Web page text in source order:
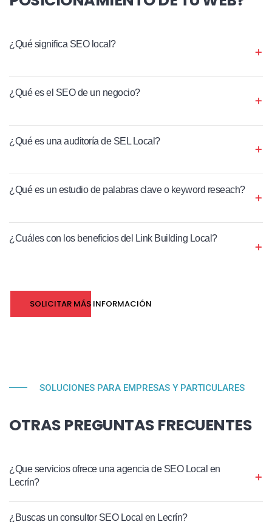
¿Qué significa SEO local?
¿Qué es el SEO de un negocio?
¿Qué es una auditoría de SEL Local?
¿Qué es un estudio de palabras clave o keyword reseach?
¿Cuáles con los beneficios del Link Building Local?
SOLICITAR MÁS INFORMACIÓN
SOLUCIONES PARA EMPRESAS Y PARTICULARES
OTRAS PREGUNTAS FRECUENTES
¿Que servicios ofrece una agencia de SEO Local en
Lecrín?
¿Buscas un consultor SEO Local en Lecrín?